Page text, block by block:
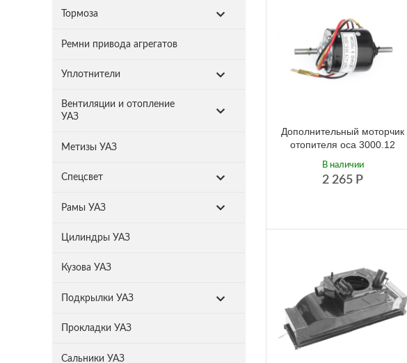
Тормоза
Ремни привода агрегатов
Уплотнители
Вентиляции и отопление
УАЗ
Метизы УАЗ
Спецсвет
Рамы УАЗ
Цилиндры УАЗ
Кузова УАЗ
Подкрылки УАЗ
Прокладки УАЗ
Сальники УАЗ
Дополнительный моторчик
отопителя оса 3000.12
2 265 Р
В наличии